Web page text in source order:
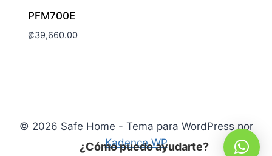
PFM700E
₡39,660.00
© 2026 Safe Home - Tema para WordPress por
Kadence WP
¿Cómo puedo ayudarte?